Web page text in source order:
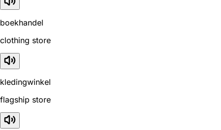
boekhandel
clothing store
kledingwinkel
flagship store